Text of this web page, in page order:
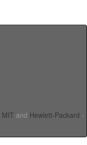
MIT and Hewlett-Packard -